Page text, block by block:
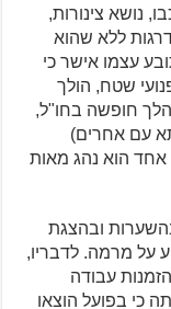
נושא צינורות,
ללא שהוא
עצמו אישר כי
שטח, הולך
חופשה בחו"ל,
עם אחרים)
אחד הוא נהג מאות
בהשערות ובהצגת
על מרמה. לדבריו,
עבודה
כי בפועל הוצאו